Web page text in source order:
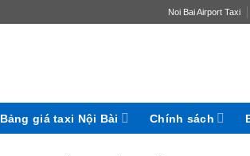
Noi Bai Airport Taxi
Bảng giá taxi Nội Bài Chính sách